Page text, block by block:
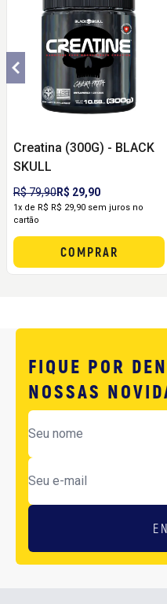
Creatina (300G) - BLACK
SKULL
R$ 79,90R$ 29,90
1x de R$ R$ 29,90 sem juros no
cartão
COMPRAR
FIQUE POR
NOSSAS